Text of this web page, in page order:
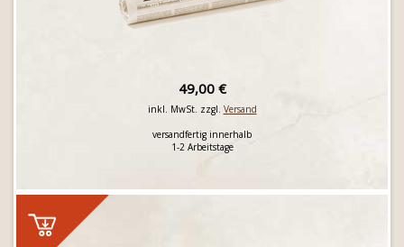
49,00 €
inkl. MwSt. zzgl. Versand
versandfertig innerhalb
1-2 Arbeitstage